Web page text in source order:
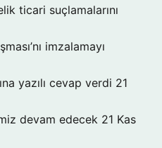
ticari suçlamalarını
imzalamayı
yazılı cevap verdi 21
devam edecek 21 Kas